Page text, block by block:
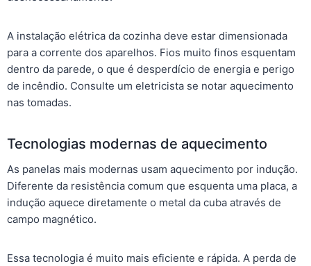
A instalação elétrica da cozinha deve estar dimensionada
para a corrente dos aparelhos. Fios muito finos esquentam
dentro da parede, o que é desperdício de energia e perigo
de incêndio. Consulte um eletricista se notar aquecimento
nas tomadas.
Tecnologias modernas de aquecimento
As panelas mais modernas usam aquecimento por indução.
Diferente da resistência comum que esquenta uma placa, a
indução aquece diretamente o metal da cuba através de
campo magnético.
Essa tecnologia é muito mais eficiente e rápida. A perda de